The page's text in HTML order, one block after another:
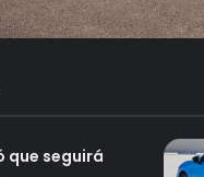
que seguirá